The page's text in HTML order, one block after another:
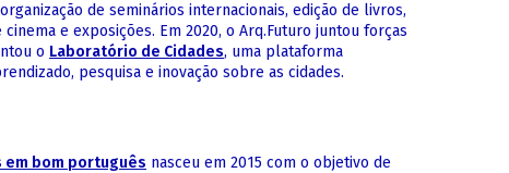
de seminários internacionais, edição de livros,
e exposições. Em 2020, o Arq.Futuro juntou forças
o Laboratório de Cidades, uma plataforma
pesquisa e inovação sobre as cidades.
em bom português nasceu em 2015 com o objetivo de